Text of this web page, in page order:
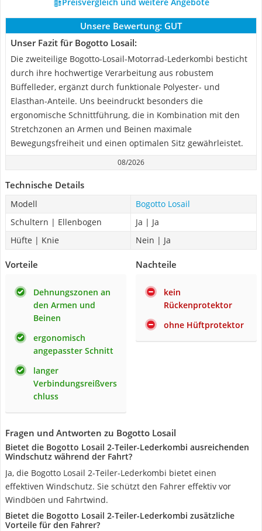
Unsere Bewertung: GUT
Unser Fazit für Bogotto Losail:
Die zweiteilige Bogotto-Losail-Motorrad-Lederkombi besticht
durch ihre hochwertige Verarbeitung aus robustem
Büffelleder, ergänzt durch funktionale Polyester- und
Elasthan-Anteile. Uns beeindruckt besonders die
ergonomische Schnittführung, die in Kombination mit den
Stretchzonen an Armen und Beinen maximale
Bewegungsfreiheit und einen optimalen Sitz gewährleistet.
08/2026
Technische Details
Modell
Bogotto Losail
Schultern | Ellenbogen
Ja | Ja
Hüfte | Knie
Nein | Ja
Vorteile
Dehnungszonen an
den Armen und
Beinen
ergonomisch
angepasster Schnitt
langer
Verbindungsreißvers
chluss
Nachteile
kein
Rückenprotektor
ohne Hüftprotektor
Fragen und Antworten zu Bogotto Losail
Bietet die Bogotto Losail 2-Teiler-Lederkombi ausreichenden
Windschutz während der Fahrt?
Ja, die Bogotto Losail 2-Teiler-Lederkombi bietet einen
effektiven Windschutz. Sie schützt den Fahrer effektiv vor
Windböen und Fahrtwind.
Bietet die Bogotto Losail 2-Teiler-Lederkombi zusätzliche
Vorteile für den Fahrer?